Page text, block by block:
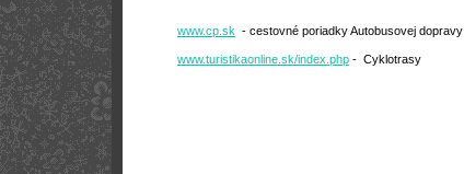
www.cp.sk - cestovné poriadky Autobusovej dopravy
www.turistikaonline.sk/index.php - Cyklotrasy